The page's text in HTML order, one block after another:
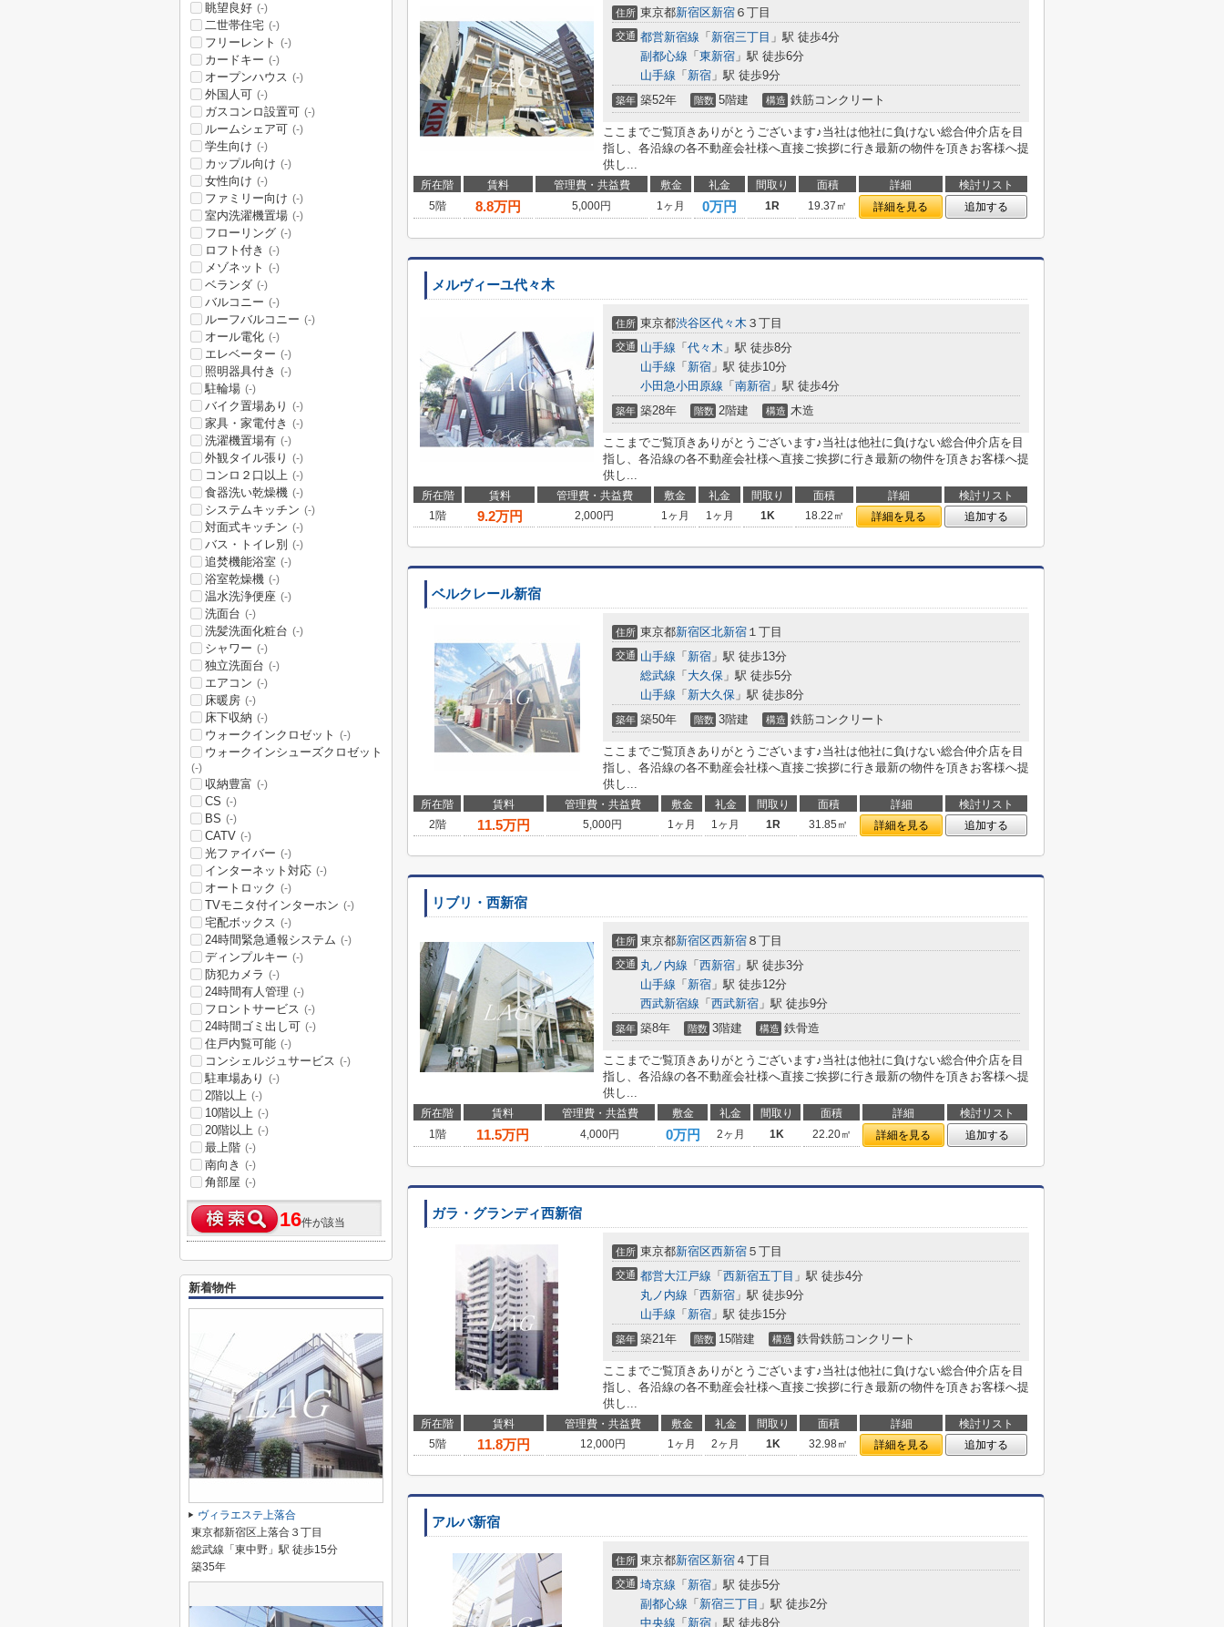
住所 東京都新宿区新宿 ６丁目
交通 都営新宿線 「 新宿三丁目 」駅 徒歩4分
副都心線 「 東新宿 」駅 徒歩6分
山手線 「 新宿 」駅 徒歩9分
築年 築52年 階数 5階建 構造 鉄筋コンクリート
ここまでご覧頂きありがとうございます♪当社は他社に負けない総合仲介店を目
指し、各沿線の各不動産会社様へ直接ご挨拶に行き最新の物件を頂きお客様へ提
供し...
所在階 賃料 管理費・共益費 敷金 礼金 間取り 面積 詳細
検討リスト
5階
8.8万円 5,000円 1ヶ月 0万円 1R 19.37㎡ 詳細を見る 追加する
メルヴィーユ代々木
住所 東京都渋谷区代々木 ３丁目
交通 山手線 「 代々木 」駅 徒歩8分
山手線 「 新宿 」駅 徒歩10分
小田急小田原線 「 南新宿 」駅 徒歩4分
築年 築28年 階数 2階建 構造 木造
ここまでご覧頂きありがとうございます♪当社は他社に負けない総合仲介店を目
指し、各沿線の各不動産会社様へ直接ご挨拶に行き最新の物件を頂きお客様へ提
供し...
所在階 賃料 管理費・共益費 敷金 礼金 間取り 面積 詳細
検討リスト
1階
9.2万円 2,000円 1ヶ月 1ヶ月 1K 18.22㎡ 詳細を見る 追加する
ベルクレール新宿
住所 東京都新宿区北新宿 １丁目
交通 山手線 「 新宿 」駅 徒歩13分
総武線 「 大久保 」駅 徒歩5分
山手線 「 新大久保 」駅 徒歩8分
築年 築50年 階数 3階建 構造 鉄筋コンクリート
ここまでご覧頂きありがとうございます♪当社は他社に負けない総合仲介店を目
指し、各沿線の各不動産会社様へ直接ご挨拶に行き最新の物件を頂きお客様へ提
供し...
所在階 賃料 管理費・共益費 敷金 礼金 間取り 面積 詳細
検討リスト
2階
11.5万円 5,000円 1ヶ月 1ヶ月 1R 31.85㎡ 詳細を見る 追加する
リブリ・西新宿
住所 東京都新宿区西新宿 ８丁目
交通 丸ノ内線 「 西新宿 」駅 徒歩3分
山手線 「 新宿 」駅 徒歩12分
西武新宿線 「 西武新宿 」駅 徒歩9分
築年 築8年 階数 3階建 構造 鉄骨造
ここまでご覧頂きありがとうございます♪当社は他社に負けない総合仲介店を目
指し、各沿線の各不動産会社様へ直接ご挨拶に行き最新の物件を頂きお客様へ提
供し...
所在階 賃料 管理費・共益費 敷金 礼金 間取り 面積 詳細
検討リスト
1階
11.5万円 4,000円 0万円 2ヶ月 1K 22.20㎡ 詳細を見る 追加する
ガラ・グランディ西新宿
住所 東京都新宿区西新宿 ５丁目
交通 都営大江戸線 「 西新宿五丁目 」駅 徒歩4分
丸ノ内線 「 西新宿 」駅 徒歩9分
山手線 「 新宿 」駅 徒歩15分
築年 築21年 階数 15階建 構造 鉄骨鉄筋コンクリート
ここまでご覧頂きありがとうございます♪当社は他社に負けない総合仲介店を目
指し、各沿線の各不動産会社様へ直接ご挨拶に行き最新の物件を頂きお客様へ提
供し...
所在階 賃料 管理費・共益費 敷金 礼金 間取り 面積 詳細
検討リスト
5階
11.8万円 12,000円 1ヶ月 2ヶ月 1K 32.98㎡ 詳細を見る 追加する
アルバ新宿
住所 東京都新宿区新宿 ４丁目
交通 埼京線 「 新宿 」駅 徒歩5分
副都心線 「 新宿三丁目 」駅 徒歩2分
中央線 「 新宿 」駅 徒歩8分
眺望良好 (-)
二世帯住宅 (-)
フリーレント (-)
カードキー (-)
オープンハウス (-)
外国人可 (-)
ガスコンロ設置可 (-)
ルームシェア可 (-)
学生向け (-)
カップル向け (-)
女性向け (-)
ファミリー向け (-)
室内洗濯機置場 (-)
フローリング (-)
ロフト付き (-)
メゾネット (-)
ベランダ (-)
バルコニー (-)
ルーフバルコニー (-)
オール電化 (-)
エレベーター (-)
照明器具付き (-)
駐輪場 (-)
バイク置場あり (-)
家具・家電付き (-)
洗濯機置場有 (-)
外観タイル張り (-)
コンロ２口以上 (-)
食器洗い乾燥機 (-)
システムキッチン (-)
対面式キッチン (-)
バス・トイレ別 (-)
追焚機能浴室 (-)
浴室乾燥機 (-)
温水洗浄便座 (-)
洗面台 (-)
洗髪洗面化粧台 (-)
シャワー (-)
独立洗面台 (-)
エアコン (-)
床暖房 (-)
床下収納 (-)
ウォークインクロゼット (-)
ウォークインシューズクロゼット
(-)
収納豊富 (-)
CS (-)
BS (-)
CATV (-)
光ファイバー (-)
インターネット対応 (-)
オートロック (-)
TVモニタ付インターホン (-)
宅配ボックス (-)
24時間緊急通報システム (-)
ディンプルキー (-)
防犯カメラ (-)
24時間有人管理 (-)
フロントサービス (-)
24時間ゴミ出し可 (-)
住戸内覧可能 (-)
コンシェルジュサービス (-)
駐車場あり (-)
2階以上 (-)
10階以上 (-)
20階以上 (-)
最上階 (-)
南向き (-)
角部屋 (-)
16件が該当
新着物件
ヴィラエステ上落合
東京都新宿区上落合３丁目
総武線「東中野」駅 徒歩15分
築35年